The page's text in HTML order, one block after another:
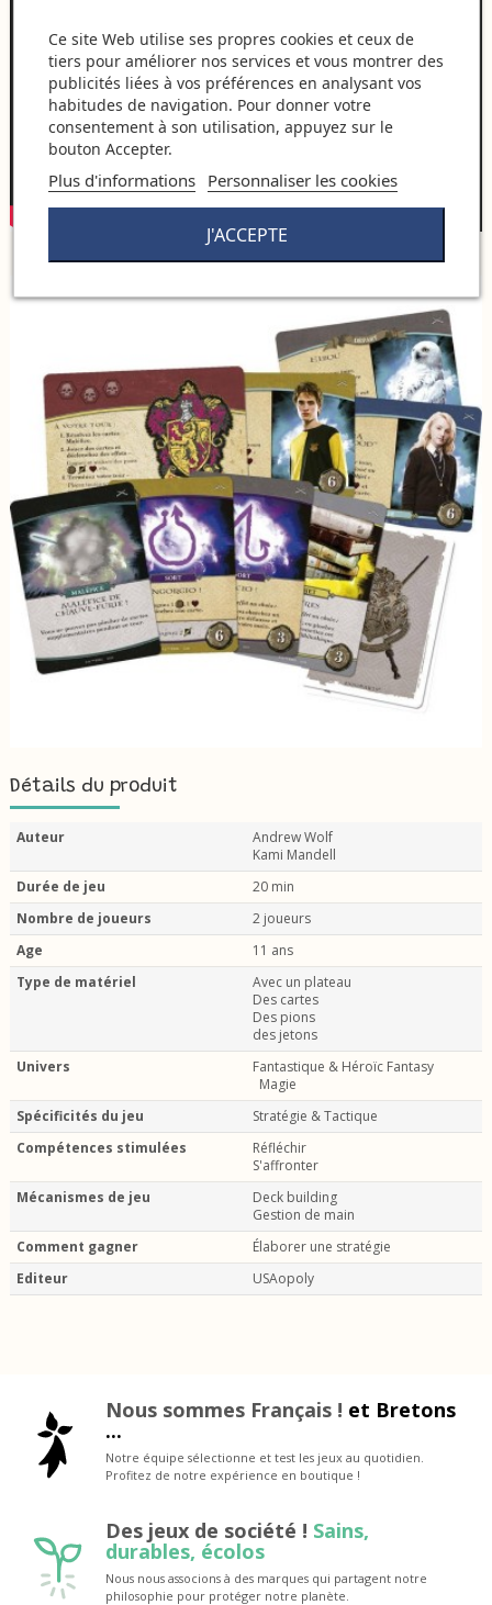
Détails du produit
Auteur
Andrew Wolf
Kami Mandell
Durée de jeu
20 min
Nombre de joueurs
2 joueurs
Age
11 ans
Type de matériel
Avec un plateau
Des cartes
Des pions
des jetons
Univers
Fantastique & Héroïc Fantasy
Magie
Spécificités du jeu
Stratégie & Tactique
Compétences stimulées
Réfléchir
S'affronter
Mécanismes de jeu
Deck building
Gestion de main
Comment gagner
Élaborer une stratégie
Editeur
USAopoly
Nous sommes Français ! et Bretons
...
Notre équipe sélectionne et test les jeux au quotidien.
Profitez de notre expérience en boutique !
Des jeux de société ! Sains,
durables, écolos
Nous nous associons à des marques qui partagent notre
philosophie pour protéger notre planète.
Ce site Web utilise ses propres cookies et ceux de
tiers pour améliorer nos services et vous montrer des
publicités liées à vos préférences en analysant vos
habitudes de navigation. Pour donner votre
consentement à son utilisation, appuyez sur le
bouton Accepter.
Plus d'informations Personnaliser les cookies
J'ACCEPTE